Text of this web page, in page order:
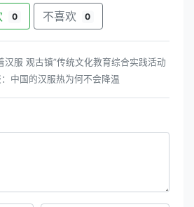
0 不喜欢 0
汉服 观古镇”传统文化教育综合实践活动
中国的汉服热为何不会降温